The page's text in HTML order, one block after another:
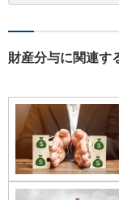
財産分与に関連す